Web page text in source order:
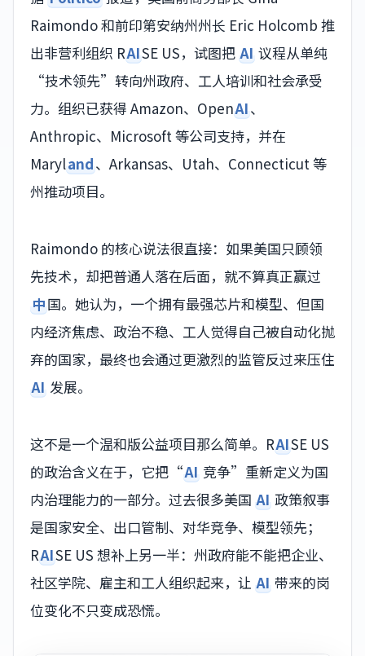
Raimondo 和前印第安纳州州长 Eric Holcomb 推
出非营利组织 RAISE US，试图把 AI 议程从单纯
“技术领先”转向州政府、工人培训和社会承受
力。组织已获得 Amazon、OpenAI、
Anthropic、Microsoft 等公司支持，并在
Maryland、Arkansas、Utah、Connecticut 等
州推动项目。
Raimondo 的核心说法很直接：如果美国只顾领
先技术，却把普通人落在后面，就不算真正赢过
中国。她认为，一个拥有最强芯片和模型、但国
内经济焦虑、政治不稳、工人觉得自己被自动化抛
弃的国家，最终也会通过更激烈的监管反过来压住
AI 发展。
这不是一个温和版公益项目那么简单。RAISE US
的政治含义在于，它把“AI 竞争”重新定义为国
内治理能力的一部分。过去很多美国 AI 政策叙事
是国家安全、出口管制、对华竞争、模型领先；
RAISE US 想补上另一半：州政府能不能把企业、
社区学院、雇主和工人组织起来，让 AI 带来的岗
位变化不只变成恐慌。